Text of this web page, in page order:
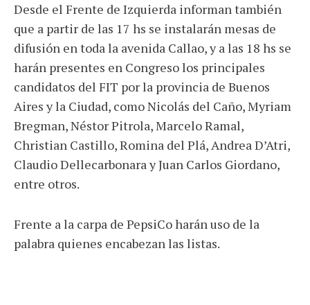
Desde el Frente de Izquierda informan también
que a partir de las 17 hs se instalarán mesas de
difusión en toda la avenida Callao, y a las 18 hs se
harán presentes en Congreso los principales
candidatos del FIT por la provincia de Buenos
Aires y la Ciudad, como Nicolás del Caño, Myriam
Bregman, Néstor Pitrola, Marcelo Ramal,
Christian Castillo, Romina del Plá, Andrea D’Atri,
Claudio Dellecarbonara y Juan Carlos Giordano,
entre otros.
Frente a la carpa de PepsiCo harán uso de la
palabra quienes encabezan las listas.